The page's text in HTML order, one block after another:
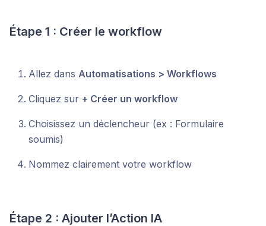
Étape 1 : Créer le workflow
Allez dans Automatisations > Workflows
Cliquez sur + Créer un workflow
Choisissez un déclencheur (ex : Formulaire
soumis)
Nommez clairement votre workflow
Étape 2 : Ajouter l’Action IA